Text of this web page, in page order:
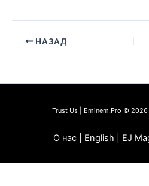
НАЗАД
Trust Us | Eminem.Pro ©
О нас | English | EJ